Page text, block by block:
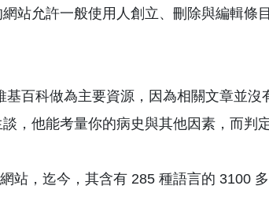
站允許一般使用人創立、刪除與編輯條
百科做為主要資源，因為相關文章並沒
，他能考量你的病史與其他因素，而判
站，迄今，其含有 285 種語言的 3100